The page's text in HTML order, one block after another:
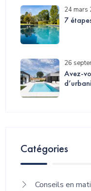
24 mars
7
26
Avez-
Catégories
Conseils en